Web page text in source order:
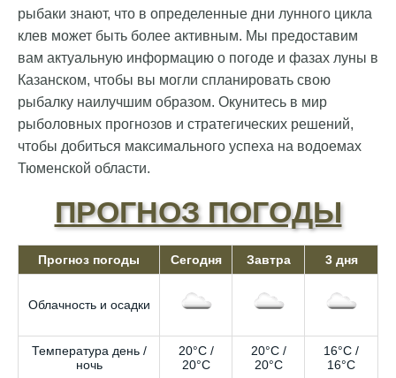
рыбаки знают, что в определенные дни лунного цикла
клев может быть более активным. Мы предоставим
вам актуальную информацию о погоде и фазах луны в
Казанском, чтобы вы могли спланировать свою
рыбалку наилучшим образом. Окунитесь в мир
рыболовных прогнозов и стратегических решений,
чтобы добиться максимального успеха на водоемах
Тюменской области.
ПРОГНОЗ ПОГОДЫ
Прогноз погоды Сегодня Завтра 3 дня
Облачность и осадки
Температура день /
ночь
20°C /
20°C
20°C /
20°C
16°C /
16°C